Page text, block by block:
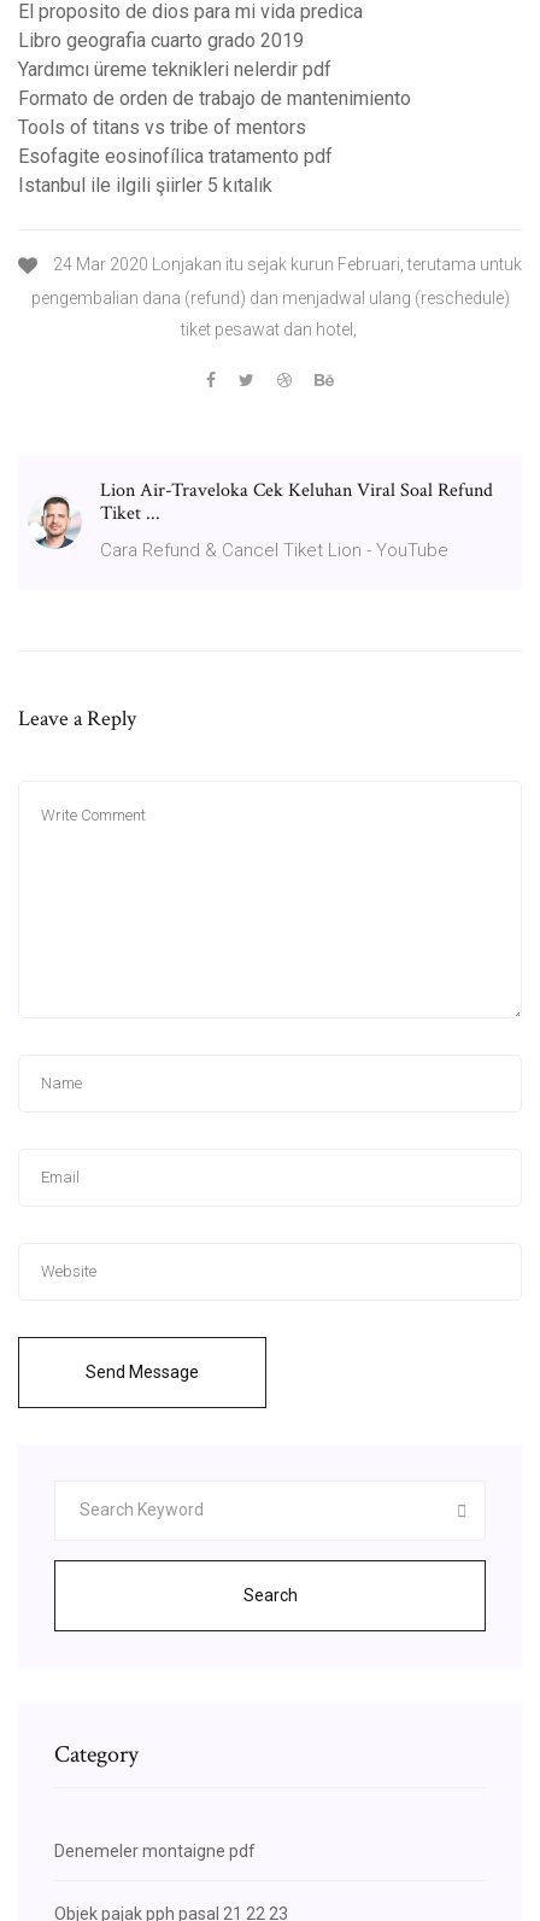
El proposito de dios para mi vida predica
Libro geografia cuarto grado 2019
Yardımcı üreme teknikleri nelerdir pdf
Formato de orden de trabajo de mantenimiento
Tools of titans vs tribe of mentors
Esofagite eosinofílica tratamento pdf
Istanbul ile ilgili şiirler 5 kıtalık
24 Mar 2020 Lonjakan itu sejak kurun Februari, terutama untuk
pengembalian dana (refund) dan menjadwal ulang (reschedule)
tiket pesawat dan hotel,
Lion Air-Traveloka Cek Keluhan Viral Soal Refund
Tiket ...
Cara Refund & Cancel Tiket Lion - YouTube
Leave a Reply
Send Message
Search
Category
Denemeler montaigne pdf
Objek pajak pph pasal 21 22 23